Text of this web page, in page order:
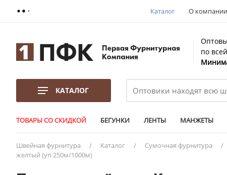
Каталог О компании
по
КАТАЛОГ
ТОВАРЫ СО СКИДКОЙ БЕГУНКИ ЛЕНТЫ МАНЖЕТЫ
Швейная фурнитура / Каталог / Сумочная фурнитура /
желтый (уп 250м/1000м)